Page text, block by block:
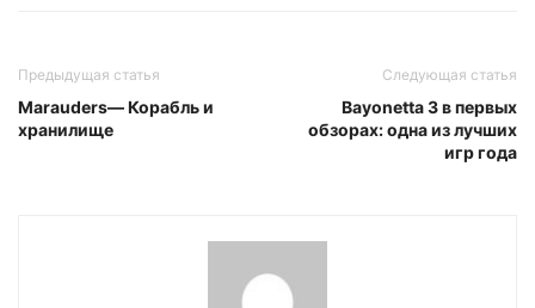
Предыдущая статья
Marauders— Корабль и
хранилище
Следующая статья
Bayonetta 3 в первых
обзорах: одна из лучших
игр года